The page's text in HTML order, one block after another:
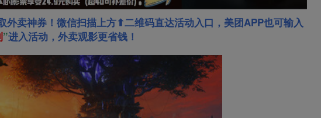
卖神券！微信扫描上方⬆二维码直达活动入口，美团APP也可输入
”进入活动，外卖观影更省钱！